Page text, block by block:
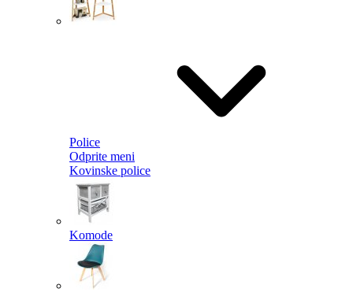
Police
Odprite meni
Kovinske police
Komode